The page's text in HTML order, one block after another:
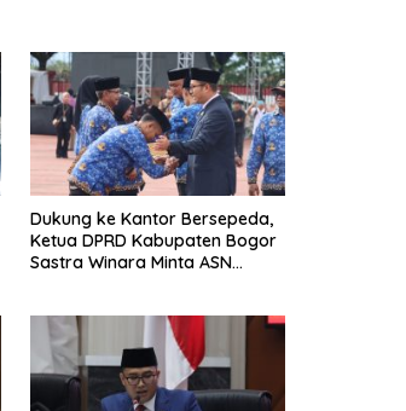
Dukung ke Kantor Bersepeda,
Ketua DPRD Kabupaten Bogor
Sastra Winara Minta ASN